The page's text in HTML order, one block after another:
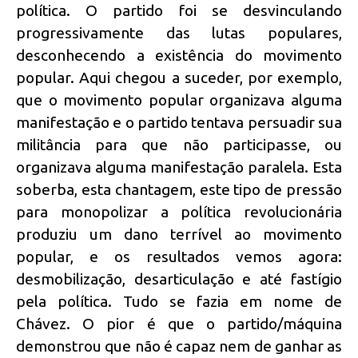
política. O partido foi se desvinculando
progressivamente das lutas populares,
desconhecendo a existência do movimento
popular. Aqui chegou a suceder, por exemplo,
que o movimento popular organizava alguma
manifestação e o partido tentava persuadir sua
militância para que não participasse, ou
organizava alguma manifestação paralela. Esta
soberba, esta chantagem, este tipo de pressão
para monopolizar a política revolucionária
produziu um dano terrível ao movimento
popular, e os resultados vemos agora:
desmobilização, desarticulação e até fastígio
pela política. Tudo se fazia em nome de
Chávez. O pior é que o partido/máquina
demonstrou que não é capaz nem de ganhar as